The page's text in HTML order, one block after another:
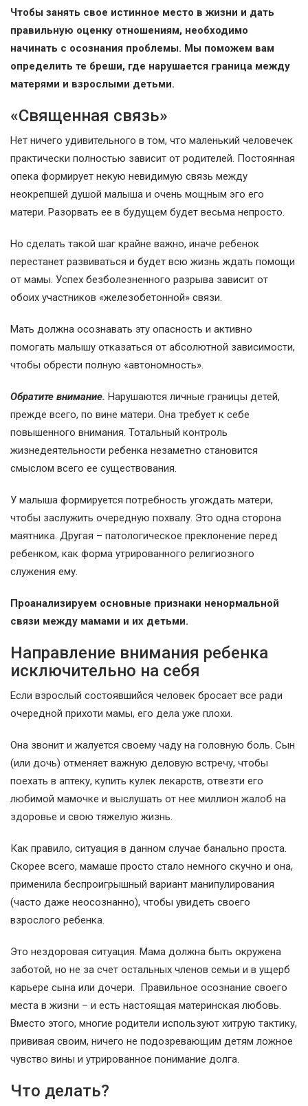
Чтобы занять свое истинное место в жизни и дать
правильную оценку отношениям, необходимо
начинать с осознания проблемы. Мы поможем вам
определить те бреши, где нарушается граница между
матерями и взрослыми детьми.
«Священная связь»
Нет ничего удивительного в том, что маленький человечек
практически полностью зависит от родителей. Постоянная
опека формирует некую невидимую связь между
неокрепшей душой малыша и очень мощным эго его
матери. Разорвать ее в будущем будет весьма непросто.
Но сделать такой шаг крайне важно, иначе ребенок
перестанет развиваться и будет всю жизнь ждать помощи
от мамы. Успех безболезненного разрыва зависит от
обоих участников «железобетонной» связи.
Мать должна осознавать эту опасность и активно
помогать малышу отказаться от абсолютной зависимости,
чтобы обрести полную «автономность».
Обратите внимание. Нарушаются личные границы детей,
прежде всего, по вине матери. Она требует к себе
повышенного внимания. Тотальный контроль
жизнедеятельности ребенка незаметно становится
смыслом всего ее существования.
У малыша формируется потребность угождать матери,
чтобы заслужить очередную похвалу. Это одна сторона
маятника. Другая – патологическое преклонение перед
ребенком, как форма утрированного религиозного
служения ему.
Проанализируем основные признаки ненормальной
связи между мамами и их детьми.
Направление внимания ребенка
исключительно на себя
Если взрослый состоявшийся человек бросает все ради
очередной прихоти мамы, его дела уже плохи.
Она звонит и жалуется своему чаду на головную боль. Сын
(или дочь) отменяет важную деловую встречу, чтобы
поехать в аптеку, купить кулек лекарств, отвезти его
любимой мамочке и выслушать от нее миллион жалоб на
здоровье и свою тяжелую жизнь.
Как правило, ситуация в данном случае банально проста.
Скорее всего, мамаше просто стало немного скучно и она,
применила беспроигрышный вариант манипулирования
(часто даже неосознанно), чтобы увидеть своего
взрослого ребенка.
Это нездоровая ситуация. Мама должна быть окружена
заботой, но не за счет остальных членов семьи и в ущерб
карьере сына или дочери. Правильное осознание своего
места в жизни – и есть настоящая материнская любовь.
Вместо этого, многие родители используют хитрую тактику,
прививая своим, ничего не подозревающим детям ложное
чувство вины и утрированное понимание долга.
Что делать?